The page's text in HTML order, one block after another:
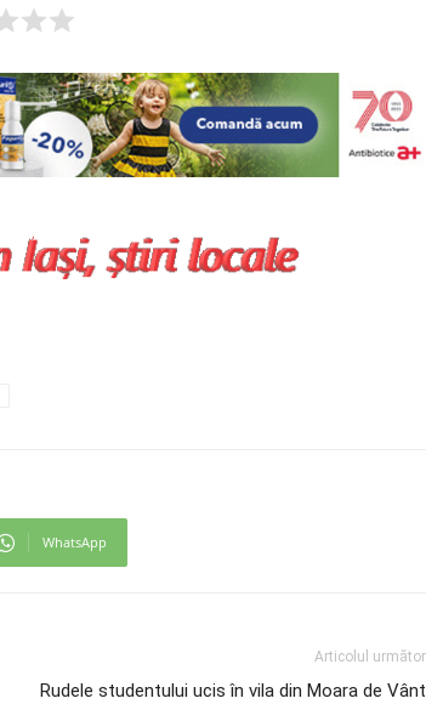
WhatsApp
Articolul următor
Rudele studentului ucis în vila din Moara de Vânt